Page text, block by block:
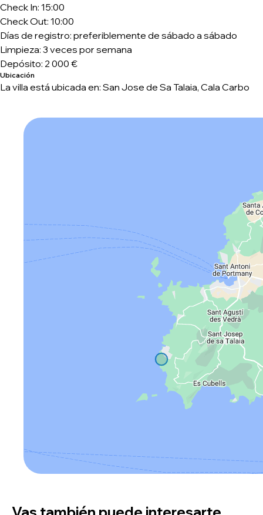
Check In: 15:00
Check Out: 10:00
Días de registro: preferiblemente de sábado a sábado
Limpieza: 3 veces por semana
Depósito: 2 000 €
Ubicación
La villa está ubicada en: San Jose de Sa Talaia, Cala Carbo